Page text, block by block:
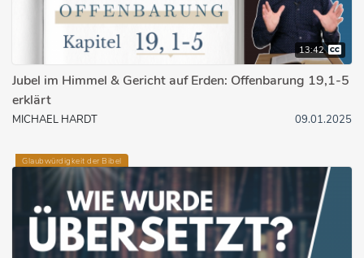
13:42
Jubel im Himmel & Gericht auf Erden: Offenbarung 19,1-5
erklärt
MICHAEL HARDT 09.01.2025
Glaubwürdigkeit der Bibel